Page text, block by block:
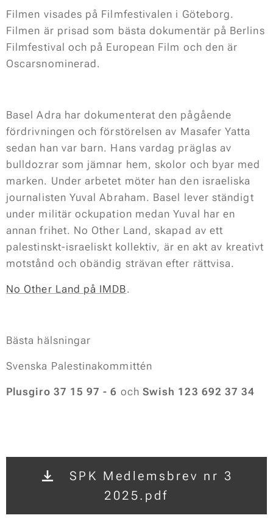
Filmen visades på Filmfestivalen i Göteborg.
Filmen är prisad som bästa dokumentär på Berlins
Filmfestival och på European Film och den är
Oscarsnominerad.
Basel Adra har dokumenterat den pågående
fördrivningen och förstörelsen av Masafer Yatta
sedan han var barn. Hans vardag präglas av
bulldozrar som jämnar hem, skolor och byar med
marken. Under arbetet möter han den israeliska
journalisten Yuval Abraham. Basel lever ständigt
under militär ockupation medan Yuval har en
annan frihet. No Other Land, skapad av ett
palestinskt-israeliskt kollektiv, är en akt av kreativt
motstånd och obändig strävan efter rättvisa.
No Other Land på IMDB.
Bästa hälsningar
Svenska Palestinakommittén
Plusgiro 37 15 97 - 6 och Swish 123 692 37 34
SPK Medlemsbrev nr 3
2025.pdf